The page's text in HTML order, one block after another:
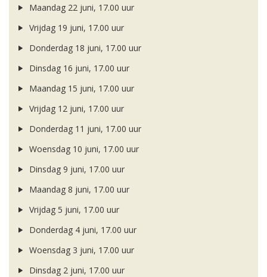
Maandag 22 juni, 17.00 uur
Vrijdag 19 juni, 17.00 uur
Donderdag 18 juni, 17.00 uur
Dinsdag 16 juni, 17.00 uur
Maandag 15 juni, 17.00 uur
Vrijdag 12 juni, 17.00 uur
Donderdag 11 juni, 17.00 uur
Woensdag 10 juni, 17.00 uur
Dinsdag 9 juni, 17.00 uur
Maandag 8 juni, 17.00 uur
Vrijdag 5 juni, 17.00 uur
Donderdag 4 juni, 17.00 uur
Woensdag 3 juni, 17.00 uur
Dinsdag 2 juni, 17.00 uur